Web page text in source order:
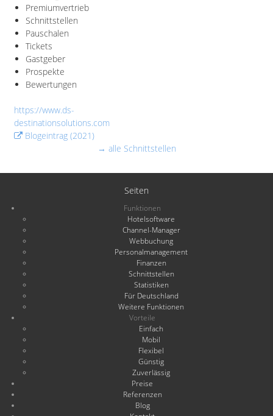
Premiumvertrieb
Schnittstellen
Pauschalen
Tickets
Gastgeber
Prospekte
Bewertungen
https://www.ds-
destinationsolutions.com
Blogeintrag (2021)
→ alle Schnittstellen
Seiten
Funktionen
Hotelsoftware
Channel-Manager
Webbuchung
Personalmanagement
Finanzen
Schnittstellen
Statistiken
Für Deutschland
Weitere Funktionen
Vorteile
Einfach
Mobil
Flexibel
Günstig
Zuverlässig
Preise
Referenzen
Blog